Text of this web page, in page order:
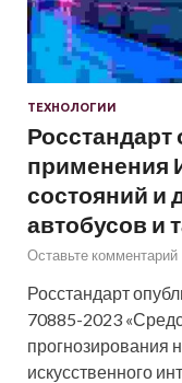
ТЕХНОЛОГИИ
применения
состояний и
автобусов и
Оставьте комментарий
Росстандарт
70885-2023
прогнозирования
искусственного